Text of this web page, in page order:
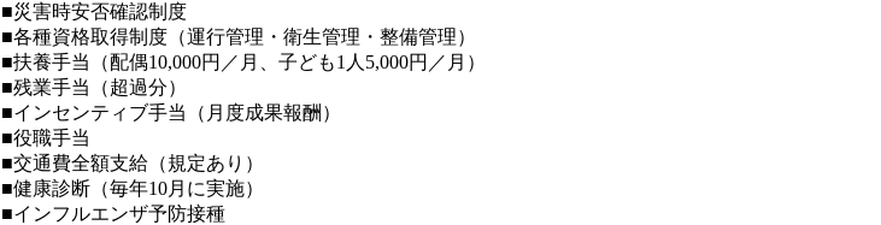
■災害時安否確認制度
■各種資格取得制度（運行管理・衛生管理・整備管理）
■扶養手当（配偶10,000円／月、子ども1人5,000円／月）
■残業手当（超過分）
■インセンティブ手当（月度成果報酬）
■役職手当
■交通費全額支給（規定あり）
■健康診断（毎年10月に実施）
■インフルエンザ予防接種